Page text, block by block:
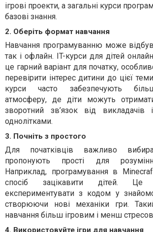
ігрові проекти, а загальні курси
базові знання.
2. Оберіть формат навчання
Навчання програмуванню може
так і офлайн. IT-курси для дітей
це гарний варіант для початку,
перевірити інтерес дитини до цієї
курси часто забезпечують
атмосферу, де діти можуть
зворотний зв’язок від викладачів
однолітками.
3. Почніть з простого
Для початківців важливо
пропонують прості для
Наприклад, програмування в
спосіб зацікавити дітей.
експериментувати з кодом у
створюючи нові механіки гри.
навчання більш ігровим і менш
4. Використовуйте ігри для навчання